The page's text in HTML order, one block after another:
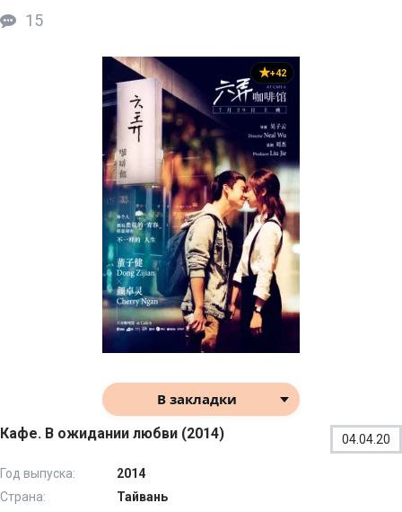
15
+42
В закладки
Кафе. В ожидании любви (2014) 04.04.20
Год выпуска:
2014
Страна:
Тайвань